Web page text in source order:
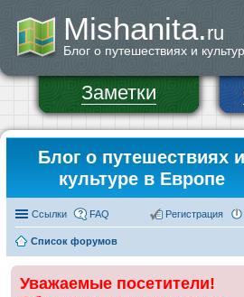
Mishanita.ru
Блог о путешествиях и
Заметки
Блог о путешествиях и
культуре в Европе
Ссылки FAQ Регистрация
Список форумов
Уважаемые посетители!